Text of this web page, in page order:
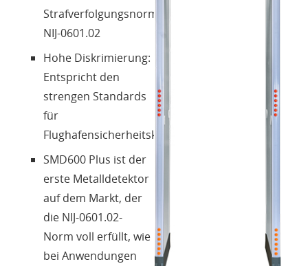
Login
Sprache
Strafverfolgungsnorm
NIJ-0601.02
Hohe Diskrimierung:
Entspricht den
strengen Standards
für
Flughafensicherheitskontrollen
SMD600 Plus ist der
erste Metalldetektor
auf dem Markt, der
die NIJ-0601.02-
Norm voll erfüllt, wie
bei Anwendungen